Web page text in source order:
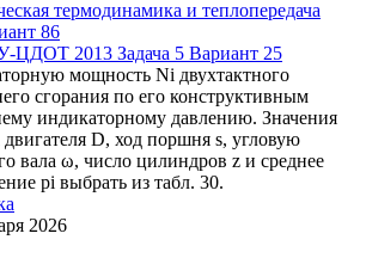
ЦДОТ 2013 Задача 5 Вариант 25
мощность Ni двухтактного
сгорания по его конструктивным
индикаторному давлению. Значения
D, ход поршня s, угловую
вала ω, число цилиндров z и среднее
pi выбрать из табл. 30.
2026